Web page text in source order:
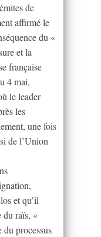
de
affirmé le
du «
et la
française
4 mai,
le leader
les
une fois
de l’Union
et qu’il
du raïs, «
du processus